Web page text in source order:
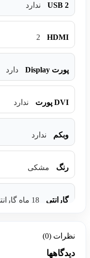
USB 2 ندارد
HDMI
2
پورت Display دارد
DVI پورت ندارد
وبکم ندارد
رنگ مشکی
گارانتی 18 ماه گارانتی ماتریکس
نظرات (0)
دیدگاهها